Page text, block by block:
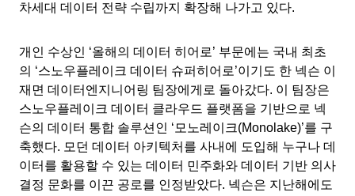
차세대 데이터 전략 수립까지 확장해 나가고 있다.
개인 수상인 ‘올해의 데이터 히어로’ 부문에는 국내 최초
의 ‘스노우플레이크 데이터 슈퍼히어로’이기도 한 넥슨 이
재면 데이터엔지니어링 팀장에게로 돌아갔다. 이 팀장은
스노우플레이크 데이터 클라우드 플랫폼을 기반으로 넥
슨의 데이터 통합 솔루션인 ‘모노레이크(Monolake)’를 구
축했다. 모던 데이터 아키텍처를 사내에 도입해 누구나 데
이터를 활용할 수 있는 데이터 민주화와 데이터 기반 의사
결정 문화를 이끈 공로를 인정받았다. 넥슨은 지난해에도